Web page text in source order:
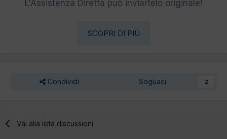
L'Assistenza Diretta può inviartelo originale!
SCOPRI DI PIÙ
Condividi Seguaci 2
Vai alla lista discussioni